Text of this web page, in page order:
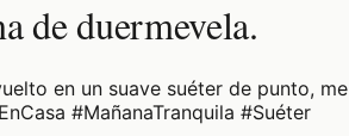
de duermevela.
en un suave suéter de punto,
#MañanaTranquila #Suéter